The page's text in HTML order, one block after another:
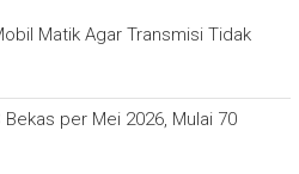
Matik Agar Transmisi Tidak
per Mei 2026, Mulai 70